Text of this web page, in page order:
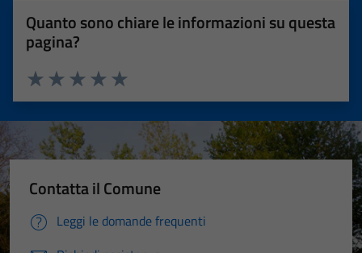
Quanto sono chiare le informazioni su questa
pagina?
Valuta 5 stelle su 5
Valuta 4 stelle su 5
Valuta 3 stelle su 5
Valuta 2 stelle su 5
Valuta 1 stelle su 5
Contatta il Comune
Leggi le domande frequenti